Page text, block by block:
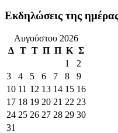
Εκδηλώσεις της
Αυγούστου 2026
Δ Τ Τ Π Π Κ Σ
1
2
3
4 5 6 7 8
9
10 11 12 13 14 15 16
17 18 19 20 21 22 23
24 25 26 27 28 29 30
31